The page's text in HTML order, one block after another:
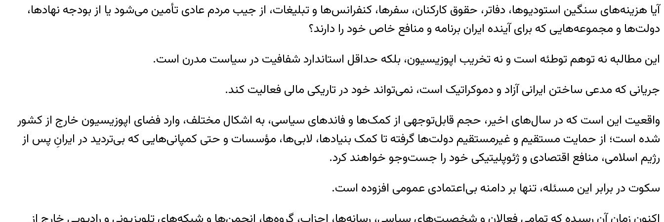
آیا هزینه‌های سنگین استودیوها، دفاتر، حقوق کارکنان، سفرها، کنفرانس‌ها و تبلیغات، از جیب مردم عادی تأمین می‌شود یا از بودجه نهادها،
دولت‌ها و مجموعه‌هایی که برای آینده ایران برنامه و منافع خاص خود را دارند؟
این مطالبه نه توهم توطئه است و نه تخریب اپوزیسیون، بلکه حداقل استاندارد شفافیت در سیاست مدرن است.
جریانی که مدعی ساختن ایرانی آزاد و دموکراتیک است، نمی‌تواند خود در تاریکی مالی فعالیت کند.
واقعیت این است که در سال‌های اخیر، حجم قابل‌توجهی از کمک‌ها و فاندهای سیاسی، به اشکال مختلف، وارد فضای اپوزیسیون خارج از کشور
شده است؛ از حمایت مستقیم و غیرمستقیم دولت‌ها گرفته تا کمک بنیادها، لابی‌ها، مؤسسات و حتی کمپانی‌هایی که بی‌تردید در ایرانِ پس از
رژیم اسلامی، منافع اقتصادی و ژئوپلیتیکی خود را جست‌وجو خواهند کرد.
سکوت در برابر این مسئله، تنها بر دامنه بی‌اعتمادی عمومی افزوده است.